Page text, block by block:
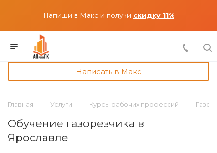
Напиши в Макс и получи скидку 11%
Написать в Макс
Главная Услуги Курсы рабочих профессий
Обучение газорезчика в
Ярославле